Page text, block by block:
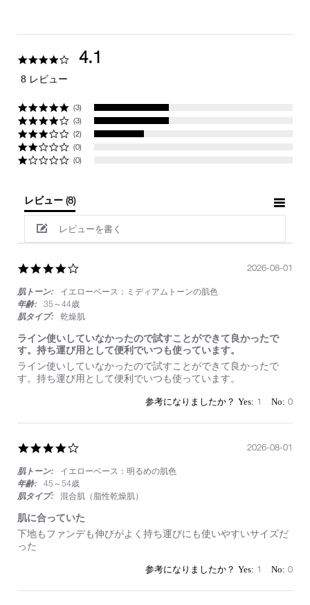
4.14.1
8 レビュー
(3)
(3)
(2)
(0)
(0)
レビュー (8)
レビューを書く
rating
肌トーン:
イエローベース：ミディアムトーンの肌色
年齢:
35～44歳
肌タイプ:
乾燥肌
ライン使いしていなかったので試すことができて良かったで
す。持ち運び用として便利でいつも使っています。
Review
by
2026
review
stating
使
し
い
な
か
た
の
で
試
と
ライン使いしていなかったので試すことができて良かったで
す。持ち運び用として便利でいつも使っています。
2026-08-01
1 0
rating
肌トーン:
イエローベース：明るめの肌色
年齢:
45～54歳
肌タイプ:
混合肌（脂性乾燥肌）
肌に合っていた
Review
by
2026
review
stating
っ
下地もファンデも伸びがよく持ち運びにも使いやすいサイズだ
った
2026-08-01
1 0